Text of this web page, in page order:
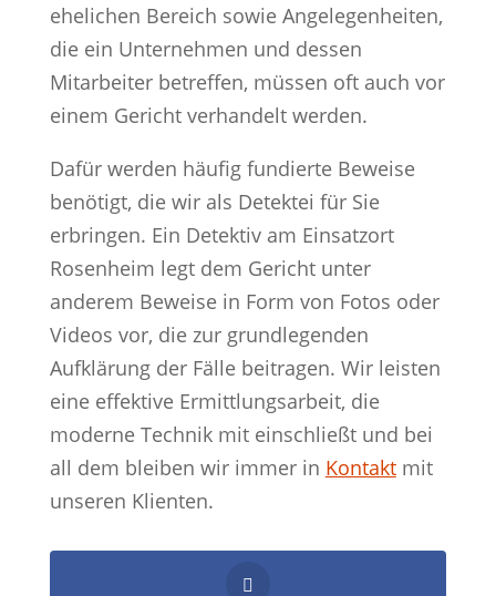
ehelichen Bereich sowie Angelegenheiten,
die ein Unternehmen und dessen
Mitarbeiter betreffen, müssen oft auch vor
einem Gericht verhandelt werden.
Dafür werden häufig fundierte Beweise
benötigt, die wir als Detektei für Sie
erbringen. Ein Detektiv am Einsatzort
Rosenheim legt dem Gericht unter
anderem Beweise in Form von Fotos oder
Videos vor, die zur grundlegenden
Aufklärung der Fälle beitragen. Wir leisten
eine effektive Ermittlungsarbeit, die
moderne Technik mit einschließt und bei
all dem bleiben wir immer in Kontaktmit
unseren Klienten.